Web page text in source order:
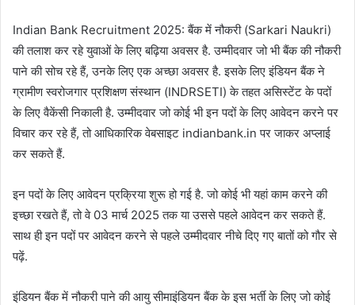
Indian Bank Recruitment 2025: बैंक में नौकरी (Sarkari Naukri)
की तलाश कर रहे युवाओं के लिए बढ़िया अवसर है. उम्मीदवार जो भी बैंक की नौकरी
पाने की सोच रहे हैं, उनके लिए एक अच्छा अवसर है. इसके लिए इंडियन बैंक ने
ग्रामीण स्वरोजगार प्रशिक्षण संस्थान (INDRSETI) के तहत असिस्टेंट के पदों
के लिए वैकेंसी निकाली है. उम्मीदवार जो कोई भी इन पदों के लिए आवेदन करने पर
विचार कर रहे हैं, तो आधिकारिक वेबसाइट indianbank.in पर जाकर अप्लाई
कर सकते हैं.
इन पदों के लिए आवेदन प्रक्रिया शुरू हो गई है. जो कोई भी यहां काम करने की
इच्छा रखते हैं, तो वे 03 मार्च 2025 तक या उससे पहले आवेदन कर सकते हैं.
साथ ही इन पदों पर आवेदन करने से पहले उम्मीदवार नीचे दिए गए बातों को गौर से
पढ़ें.
इंडियन बैंक में नौकरी पाने की आयु सीमाइंडियन बैंक के इस भर्ती के लिए जो कोई